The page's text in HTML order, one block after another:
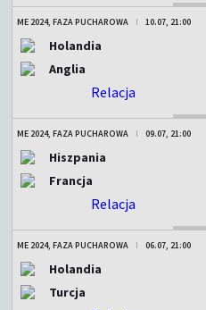
ME 2024, FAZA PUCHAROWA 10.07, 21:00
Holandia
Anglia
Relacja
ME 2024, FAZA PUCHAROWA 09.07, 21:00
Hiszpania
Francja
Relacja
ME 2024, FAZA PUCHAROWA 06.07, 21:00
Holandia
Turcja